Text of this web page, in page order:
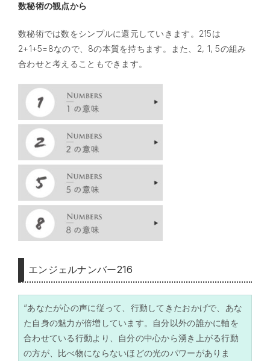
数秘術の観点から
数秘術では数をシンプルに還元していきます。215は
2+1+5=8なので、8の本質を持ちます。また、2, 1, 5の組み
合わせと考えることもできます。
エンジェルナンバー216
“あなたが心の声に従って、行動してきたおかげで、あな
た自身の魅力が倍増しています。自分以外の誰かに軸を
合わせている行動より、自分の中心から湧き上がる行動
の方が、比べ物にならないほどの光のパワーがありま